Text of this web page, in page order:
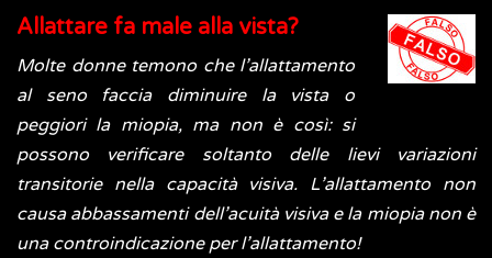
Allattare fa male alla vista?
Molte donne temono che l’allattamento
al seno faccia diminuire la vista o
peggiori la miopia, ma non è così: si
possono verificare soltanto delle lievi variazioni
transitorie nella capacità visiva. L’allattamento non
causa abbassamenti dell’acuità visiva e la miopia non è
una controindicazione per l’allattamento!